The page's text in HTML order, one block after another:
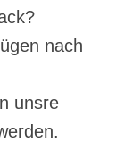
nach
unsre